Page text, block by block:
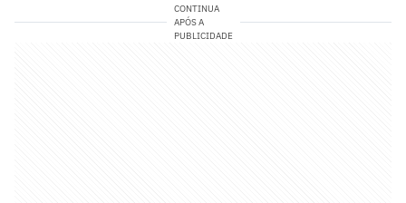
CONTINUA
APÓS A
PUBLICIDADE